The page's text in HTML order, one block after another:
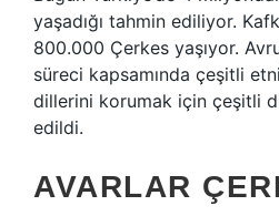
yaşadığı tahmin ediliyor.
800.000 Çerkes yaşıyor.
süreci kapsamında çeşitli
dillerini korumak için çeşitli
edildi.
AVARLAR